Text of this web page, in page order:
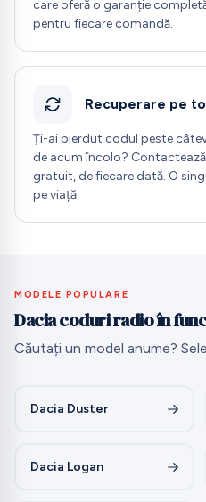
care oferă o garanție
pentru fiecare comandă.
Recuperare pe
Ți-ai pierdut codul peste
de acum încolo?
gratuit, de fiecare dată. O
pe viață.
MODELE POPULARE
Dacia coduri radio în
Căutați un model anume?
Dacia Duster
Dacia Logan